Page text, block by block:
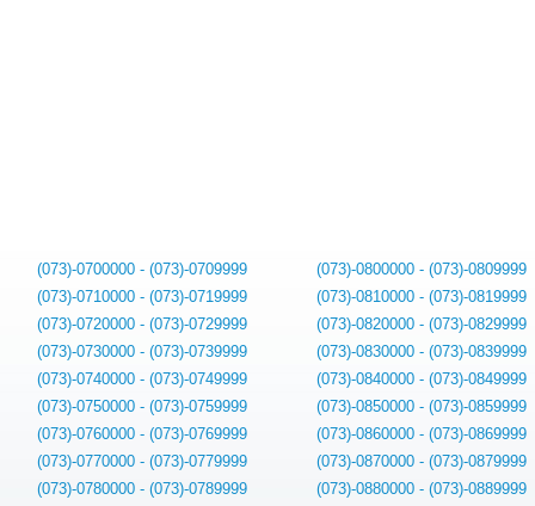
(073)-0700000 - (073)-0709999
(073)-0710000 - (073)-0719999
(073)-0720000 - (073)-0729999
(073)-0730000 - (073)-0739999
(073)-0740000 - (073)-0749999
(073)-0750000 - (073)-0759999
(073)-0760000 - (073)-0769999
(073)-0770000 - (073)-0779999
(073)-0780000 - (073)-0789999
(073)-0800000 - (073)-0809999
(073)-0810000 - (073)-0819999
(073)-0820000 - (073)-0829999
(073)-0830000 - (073)-0839999
(073)-0840000 - (073)-0849999
(073)-0850000 - (073)-0859999
(073)-0860000 - (073)-0869999
(073)-0870000 - (073)-0879999
(073)-0880000 - (073)-0889999